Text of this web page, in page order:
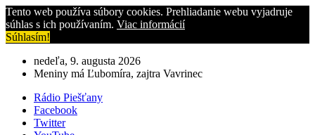
Tento web používa súbory cookies. Prehliadanie webu vyjadruje
súhlas s ich používaním. Viac informácií
Súhlasím!
nedeľa, 9. augusta 2026
Meniny má Ľubomíra, zajtra Vavrinec
Rádio Piešťany
Facebook
Twitter